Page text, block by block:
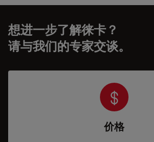
想进一步了解徕卡？
请与我们的专家交谈。
价格